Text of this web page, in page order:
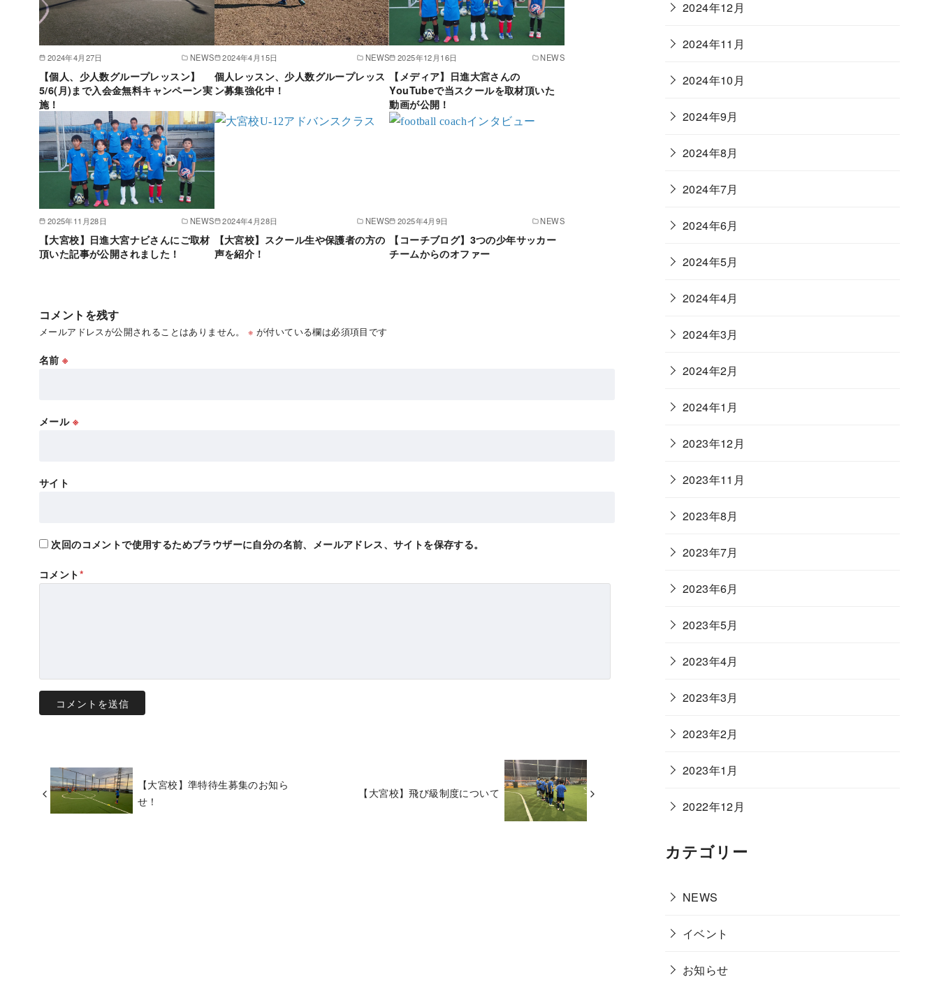
2024年4月27日 NEWS
【個人、少人数グループレッスン】
5/6(月)まで入会金無料キャンペーン実
施！
2024年4月15日 NEWS
個人レッスン、少人数グループレッス
ン募集強化中！
2025年12月16日 NEWS
【メディア】日進大宮さんの
YouTubeで当スクールを取材頂いた
動画が公開！
2025年11月28日 NEWS
【大宮校】日進大宮ナビさんにご取材
頂いた記事が公開されました！
2024年4月28日 NEWS
【大宮校】スクール生や保護者の方の
声を紹介！
2025年4月9日 NEWS
【コーチブログ】3つの少年サッカー
チームからのオファー
コメントを残す
メールアドレスが公開されることはありません。 ※ が付いている欄は必須項目です
名前※
メール ※
サイト
次回のコメントで使用するためブラウザーに自分の名前、メールアドレス、サイトを保存する。
コメント*
【大宮校】準特待生募集のお知ら
せ！
【大宮校】飛び級制度について
2024年12月
2024年11月
2024年10月
2024年9月
2024年8月
2024年7月
2024年6月
2024年5月
2024年4月
2024年3月
2024年2月
2024年1月
2023年12月
2023年11月
2023年8月
2023年7月
2023年6月
2023年5月
2023年4月
2023年3月
2023年2月
2023年1月
2022年12月
カテゴリー
NEWS
イベント
お知らせ